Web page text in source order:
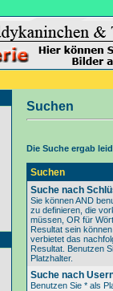
Suchen
Die Suche ergab
Suchen
Suche nach
Sie können AND
zu definieren, die
müssen, OR für
Resultat sein
verbietet das
Resultat. Benutzen
Platzhalter.
Suche nach
Benutzen Sie * als